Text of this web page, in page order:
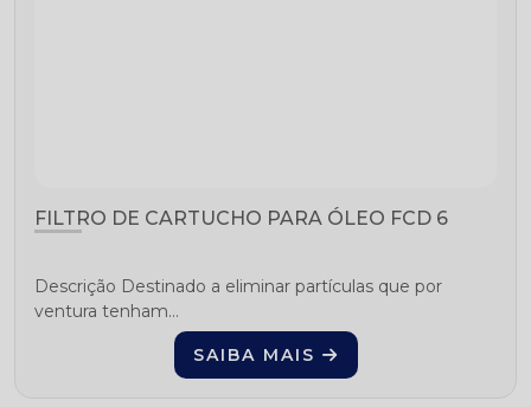
FILTRO DE CARTUCHO PARA ÓLEO FCD 6
Descrição Destinado a eliminar partículas que por
ventura tenham...
SAIBA MAIS